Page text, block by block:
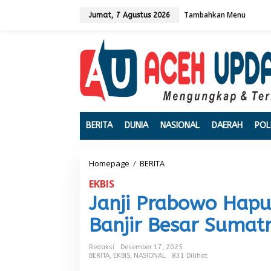
Jumat, 7 Agustus 2026 Tambahkan Menu
BERITA DUNIA NASIONAL DAERAH
Homepage / BERITA
j
i
P
r
b
o
EKBIS
Janji Prabowo
Banjir Besar
Redaksi
Desember 17, 2025
BERITA, EKBIS, NASIONAL 831 Dilihat